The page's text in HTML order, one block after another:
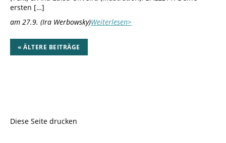
ersten […]
am 27.9. (Ira Werbowsky)Weiterlesen>
« ÄLTERE BEITRÄGE
Diese Seite drucken